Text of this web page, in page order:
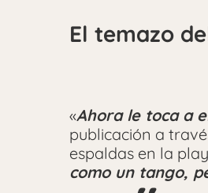
El temazo
«Ahora le toca a
publicación a
espaldas en la
como un tango,